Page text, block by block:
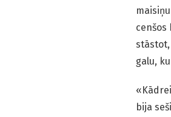
cenšos
galu,
bija